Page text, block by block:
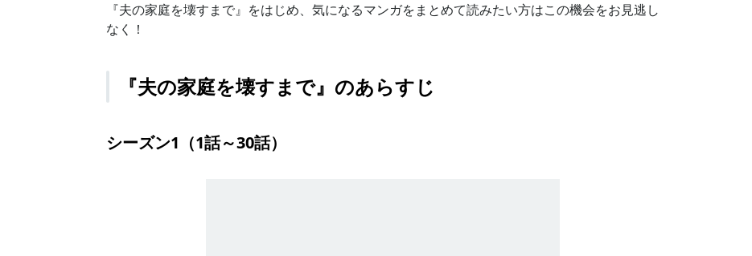
『夫の家庭を壊すまで』をはじめ、気になるマンガをまとめて読みたい方はこの機会をお見逃し
なく！
『夫の家庭を壊すまで』のあらすじ
シーズン1（1話～30話）